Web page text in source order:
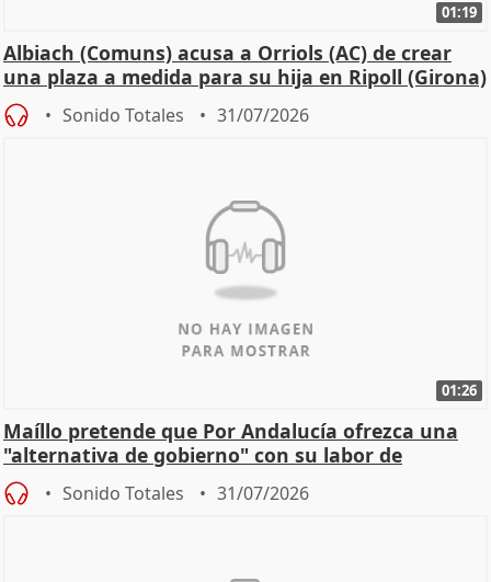
01:19
Albiach (Comuns) acusa a Orriols (AC) de crear
una plaza a medida para su hija en Ripoll (Girona)
Sonido Totales 31/07/2026
01:26
Maíllo pretende que Por Andalucía ofrezca una
"alternativa de gobierno" con su labor de
oposición
Sonido Totales 31/07/2026